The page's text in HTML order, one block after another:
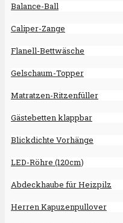
Balance-Ball
Caliper-Zange
Flanell-Bettwäsche
Gelschaum-Topper
Matratzen-Ritzenfüller
Gästebetten klappbar
Blickdichte Vorhänge
LED-Röhre (120cm)
Abdeckhaube für Heizpilz
Herren Kapuzenpullover